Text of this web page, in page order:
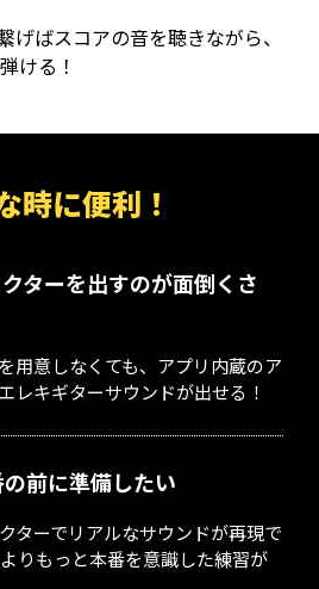
げばスコアの音を聴きながら、
ける！
時に便利！
ターを出すのが面倒くさ
用意しなくても、アプリ内蔵のア
レキギターサウンドが出せる！
前に準備したい
ターでリアルなサウンドが再現で
りもっと本番を意識した練習が